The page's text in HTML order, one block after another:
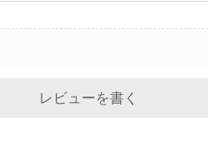
レビューを書く